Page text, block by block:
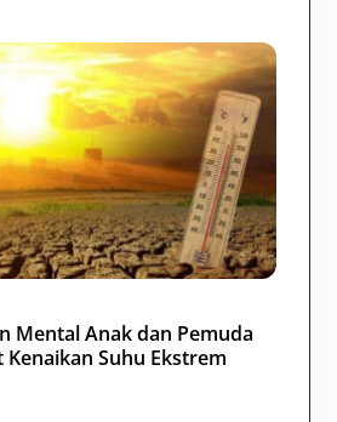
Mental Anak dan Pemuda
Suhu Ekstrem